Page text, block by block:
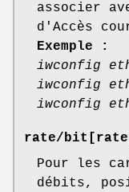
associer
d'Accès
Exemple :
iwconfig
iwconfig
iwconfig
rate/bit
[rate]
Pour les
débits,